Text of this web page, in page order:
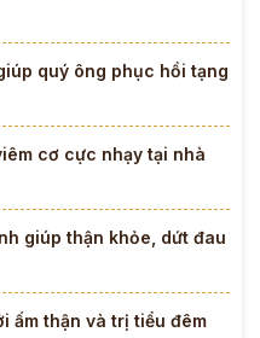
quý ông phục hồi tạng
cơ cực nhạy tại nhà
giúp thận khỏe, dứt đau
ấm thận và trị tiểu đêm